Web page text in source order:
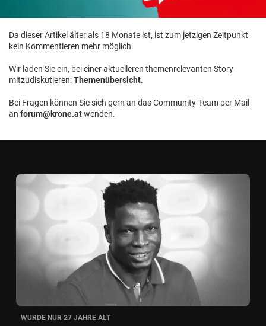
Da dieser Artikel älter als 18 Monate ist, ist zum jetzigen Zeitpunkt
kein Kommentieren mehr möglich.
Wir laden Sie ein, bei einer aktuelleren themenrelevanten Story
mitzudiskutieren:Themenübersicht.
Bei Fragen können Sie sich gern an das Community-Team per Mail
an forum@krone.atwenden.
WURDE NUR 27 JAHRE ALT